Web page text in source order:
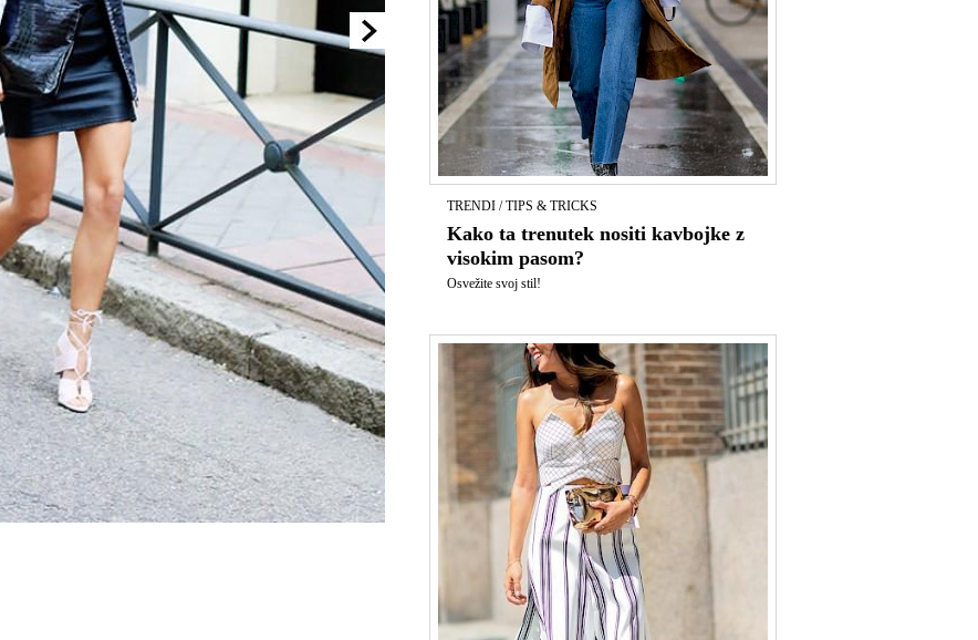
TRENDI / TIPS & TRICKS
Kako ta trenutek nositi kavbojke z
visokim pasom?
Osvežite svoj stil!